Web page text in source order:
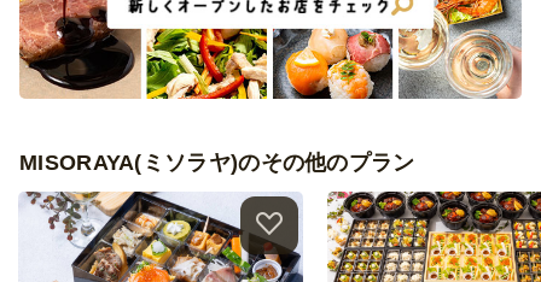
MISORAYA(ミソラヤ)のその他のプラン